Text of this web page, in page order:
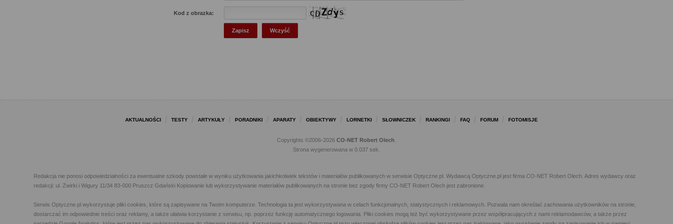
Kod z obrazka:
AKTUALNOŚCI TESTY ARTYKUŁY PORADNIKI APARATY OBIEKTYWY LORNETKI SŁOWNICZEK RANKINGI FAQ FORUM FOTOMISJE
Copyrights ©2006-2026 CO-NET Robert Olech
Strona wygenerowana w 0.037 sek.
Redakcja nie ponosi odpowiedzialności za ewentualne szkody powstałe w wyniku użytkowania jakichkolwiek tekstów i materiałów publikowanych w serwisie Optyczne.pl. Wydawcą Optyczne.pl jest firma CO-NET Robert Olech. Adres wydawcy oraz
redakcji: ul. Żwirki i Wigury 11/34 83-000 Pruszcz Gdański Kopiowanie lub wykorzystywanie materiałów publikowanych na stronie bez zgody firmy CO-NET Robert Olech jest zabronione.
Serwis Optyczne.pl wykorzystuje pliki cookies, które są zapisywane na Twoim komputerze. Technologia ta jest wykorzystywana w celach funkcjonalnych, statystycznych i reklamowych. Pozwala nam określać zachowania użytkowników na stronie,
dostarczać im odpowiednie treści oraz reklamy, a także ułatwia korzystanie z serwisu, np. poprzez funkcję automatycznego logowania. Pliki cookies mogą też być wykorzystywane przez współpracujących z nami reklamodawców, a także przez